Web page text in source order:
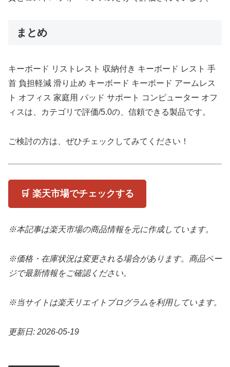
まとめ
キーボード リストレスト 収納付き キーボード レスト 手
首 負担軽減 滑り止め キーボード キーボード アームレス
ト オフィス 家庭用 パッド サポート コンピューター オフ
ィスは、カテゴリで評価/5.0の、信頼できる製品です。
ご検討の方は、ぜひチェックしてみてください！
🛒 楽天市場でチェックする
※本記事は楽天市場の商品情報を元に作成しています。
※価格・在庫状況は変更される場合があります。商品ペー
ジで最新情報をご確認ください。
※当サイトは楽天リエイトプログラムを利用しています。
更新日: 2026-05-19